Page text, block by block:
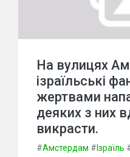
На вулицях
ізраїльські
жертвами
деяких з них
викрасти.
#Амстердам # Ізраїль